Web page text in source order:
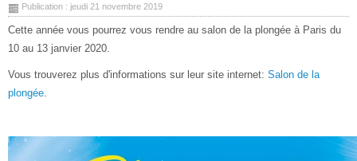
Publication : jeudi 21 novembre 2019
Cette année vous pourrez vous rendre au salon de la plongée à Paris du
10 au 13 janvier 2020.
Vous trouverez plus d'informations sur leur site internet: Salon de la
plongée.